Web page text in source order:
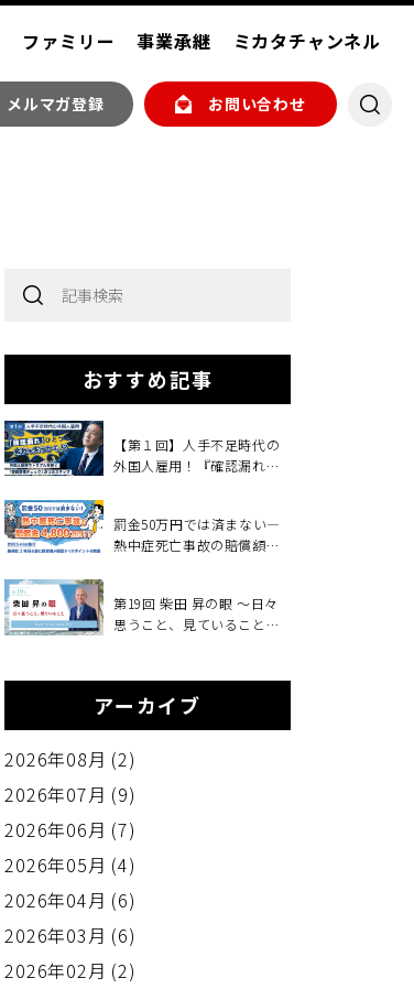
ファミリー 事業承継 ミカタチャンネル
メルマガ登録 お問い合わせ
おすすめ記事
【第１回】人手不足時代の
外国人雇用！『確認漏れ』
罰金50万円では済まない―
熱中症死亡事故の賠償額
と～2025年6月施行・職場の
熱中症対策義務化を中小企
第19回 柴田 昇の眼 ～日々
思うこと、見ていること～
アーカイブ
2026年08月 (2)
2026年07月 (9)
2026年06月 (7)
2026年05月 (4)
2026年04月 (6)
2026年03月 (6)
2026年02月 (2)